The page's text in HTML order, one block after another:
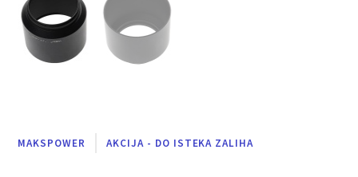
MAKSPOWER AKCIJA - DO ISTEKA ZALIHA